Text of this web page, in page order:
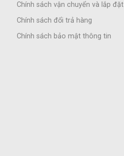
Chính sách vận chuyển và lắp đặt
Chính sách đổi trả hàng
Chính sách bảo mật thông tin